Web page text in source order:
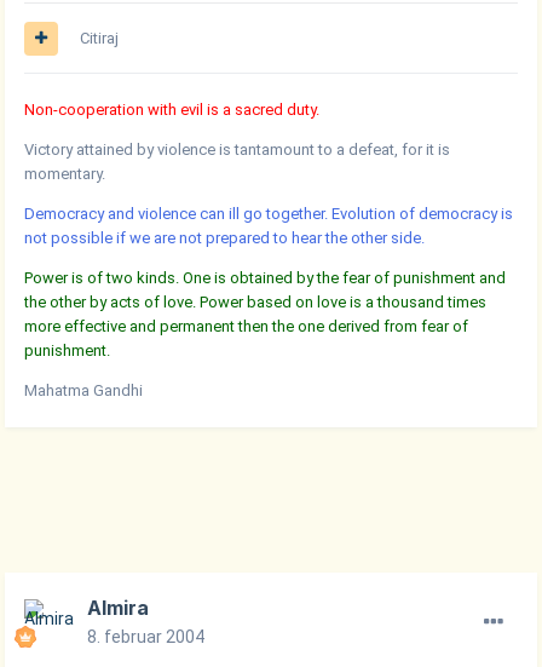
Citiraj
Non-cooperation with evil is a sacred duty.
Victory attained by violence is tantamount to a defeat, for it is
momentary.
Democracy and violence can ill go together. Evolution of democracy is
not possible if we are not prepared to hear the other side.
Power is of two kinds. One is obtained by the fear of punishment and
the other by acts of love. Power based on love is a thousand times
more effective and permanent then the one derived from fear of
punishment.
Mahatma Gandhi
Almira
8. februar 2004